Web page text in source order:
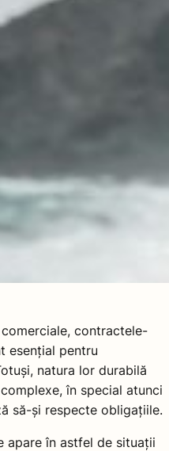
contractele-
esențial pentru
natura lor durabilă
în special atunci
să-și respecte obligațiile.
apare în astfel de situații